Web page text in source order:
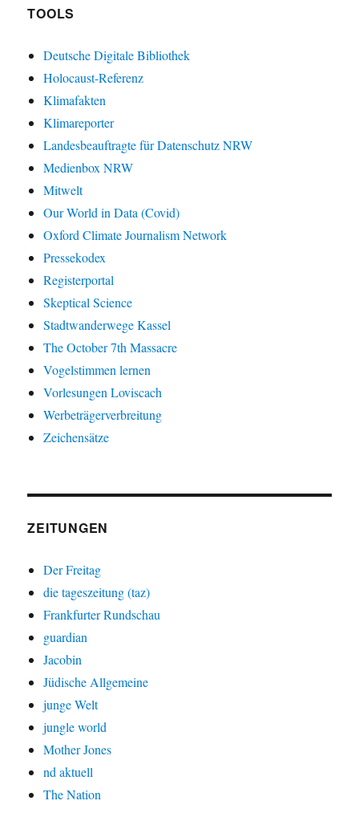
TOOLS
Deutsche Digitale Bibliothek
Holocaust-Referenz
Klimafakten
Klimareporter
Landesbeauftragte für Datenschutz NRW
Medienbox NRW
Mitwelt
Our World in Data (Covid)
Oxford Climate Journalism Network
Pressekodex
Registerportal
Skeptical Science
Stadtwanderwege Kassel
The October 7th Massacre
Vogelstimmen lernen
Vorlesungen Loviscach
Werbeträgerverbreitung
Zeichensätze
ZEITUNGEN
Der Freitag
die tageszeitung (taz)
Frankfurter Rundschau
guardian
Jacobin
Jüdische Allgemeine
junge Welt
jungle world
Mother Jones
nd aktuell
The Nation